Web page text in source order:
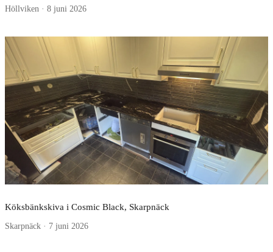
Höllviken · 8 juni 2026
Köksbänkskiva i Cosmic Black, Skarpnäck
Skarpnäck · 7 juni 2026